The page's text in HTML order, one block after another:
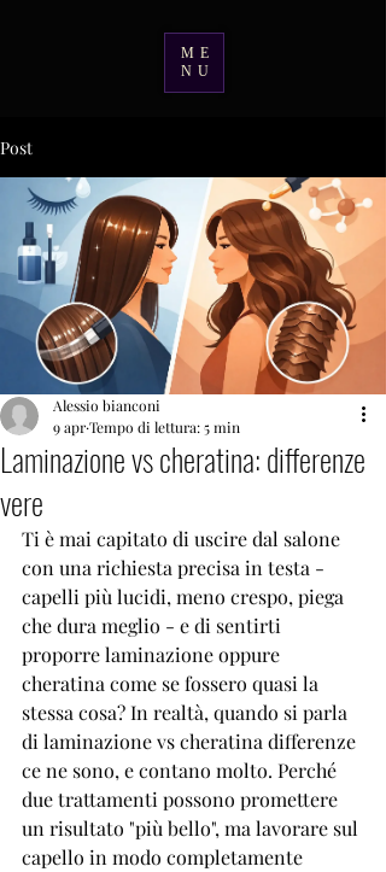
ME
NU
Post
Laminazione vs cheratina: differenze
vere
Alessio bianconi
9 aprTempo di lettura: 5 min
Ti è mai capitato di uscire dal salone
con una richiesta precisa in testa -
capelli più lucidi, meno crespo, piega
che dura meglio - e di sentirti
proporre laminazione oppure
cheratina come se fossero quasi la
stessa cosa? In realtà, quando si parla
di laminazione vs cheratina differenze
ce ne sono, e contano molto. Perché
due trattamenti possono promettere
un risultato "più bello", ma lavorare sul
capello in modo completamente